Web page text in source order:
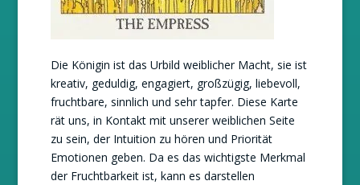
Die Königin ist das Urbild weiblicher Macht, sie ist
kreativ, geduldig, engagiert, großzügig, liebevoll,
fruchtbare, sinnlich und sehr tapfer. Diese Karte
rät uns, in Kontakt mit unserer weiblichen Seite
zu sein, der Intuition zu hören und Priorität
Emotionen geben. Da es das wichtigste Merkmal
der Fruchtbarkeit ist, kann es darstellen